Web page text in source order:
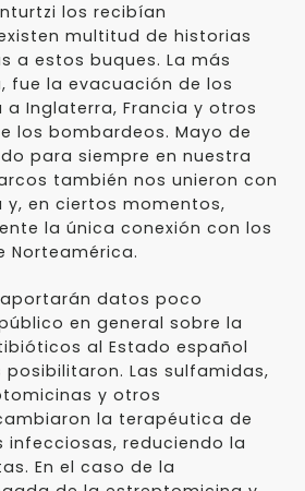
los recibían
multitud de historias
a estos buques. La más
fue la evacuación de los
a Inglaterra, Francia y otros
los bombardeos. Mayo de
para siempre en nuestra
también nos unieron con
en ciertos momentos,
la única conexión con los
Norteamérica.
datos poco
en general sobre la
al Estado español
Las sulfamidas,
y otros
la terapéutica de
infecciosas, reduciendo la
En el caso de la